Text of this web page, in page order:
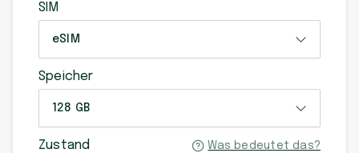
SIM
eSIM
Speicher
128 GB
Zustand Was bedeutet das?